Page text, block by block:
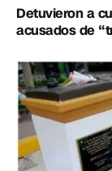
Detuvieron a
acusados de